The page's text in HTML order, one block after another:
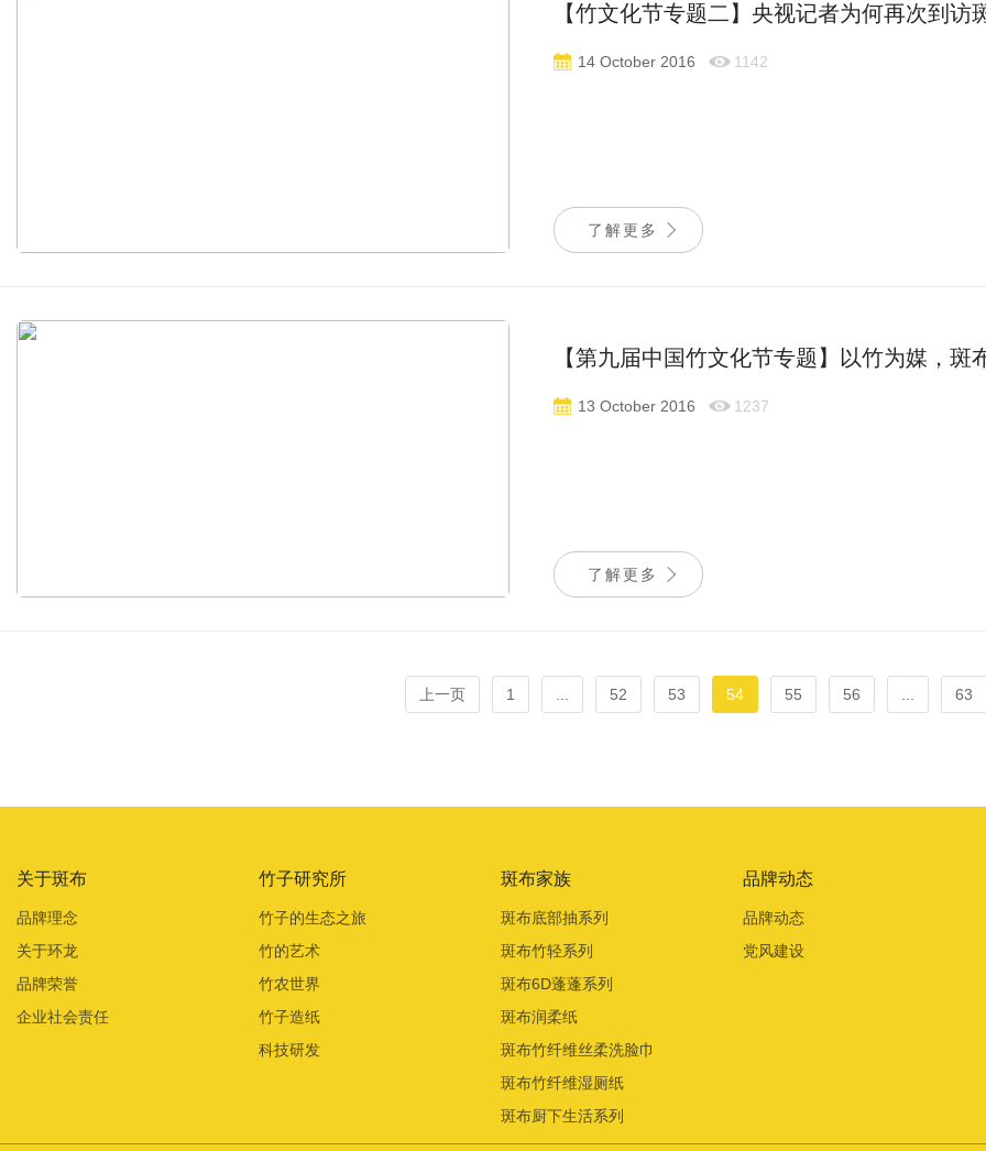
【竹文化节专题二】央视记者为何再次到访
14 October 2016 1142
了解更多
【第九届中国竹文化节专题】以竹为媒，斑
13 October 2016 1237
了解更多
上一页 1 52 53 54 55 56 63
关于斑布
品牌理念
关于环龙
品牌荣誉
企业社会责任
竹子研究所
竹子的生态之旅
竹的艺术
竹农世界
竹子造纸
科技研发
斑布家族
斑布底部抽系列
斑布竹轻系列
斑布6D蓬蓬系列
斑布润柔纸
斑布竹纤维丝柔洗脸巾
斑布竹纤维湿厕纸
斑布厨下生活系列
品牌动态
品牌动态
党风建设